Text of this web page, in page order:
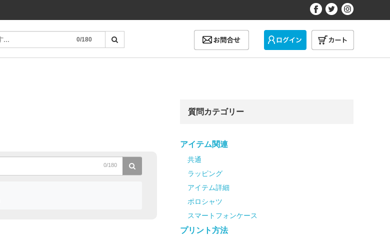
0/180
0/180
質問カテゴリー
アイテム関連
共通
ラッピング
アイテム詳細
ポロシャツ
スマートフォンケース
プリント方法